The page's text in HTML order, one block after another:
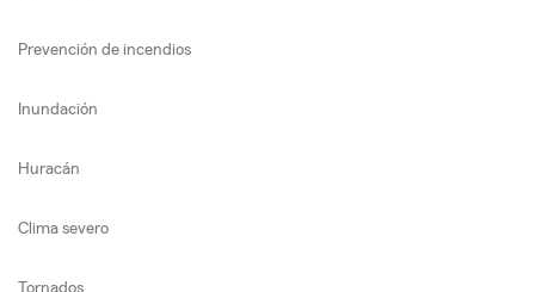
Prevención de incendios
Inundación
Huracán
Clima severo
Tornados